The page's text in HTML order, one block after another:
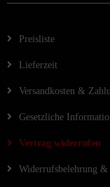
Preisliste
Lieferzeit
Versandkosten &
Gesetzliche
Vertrag widerrufen
Widerrufsbelehrung